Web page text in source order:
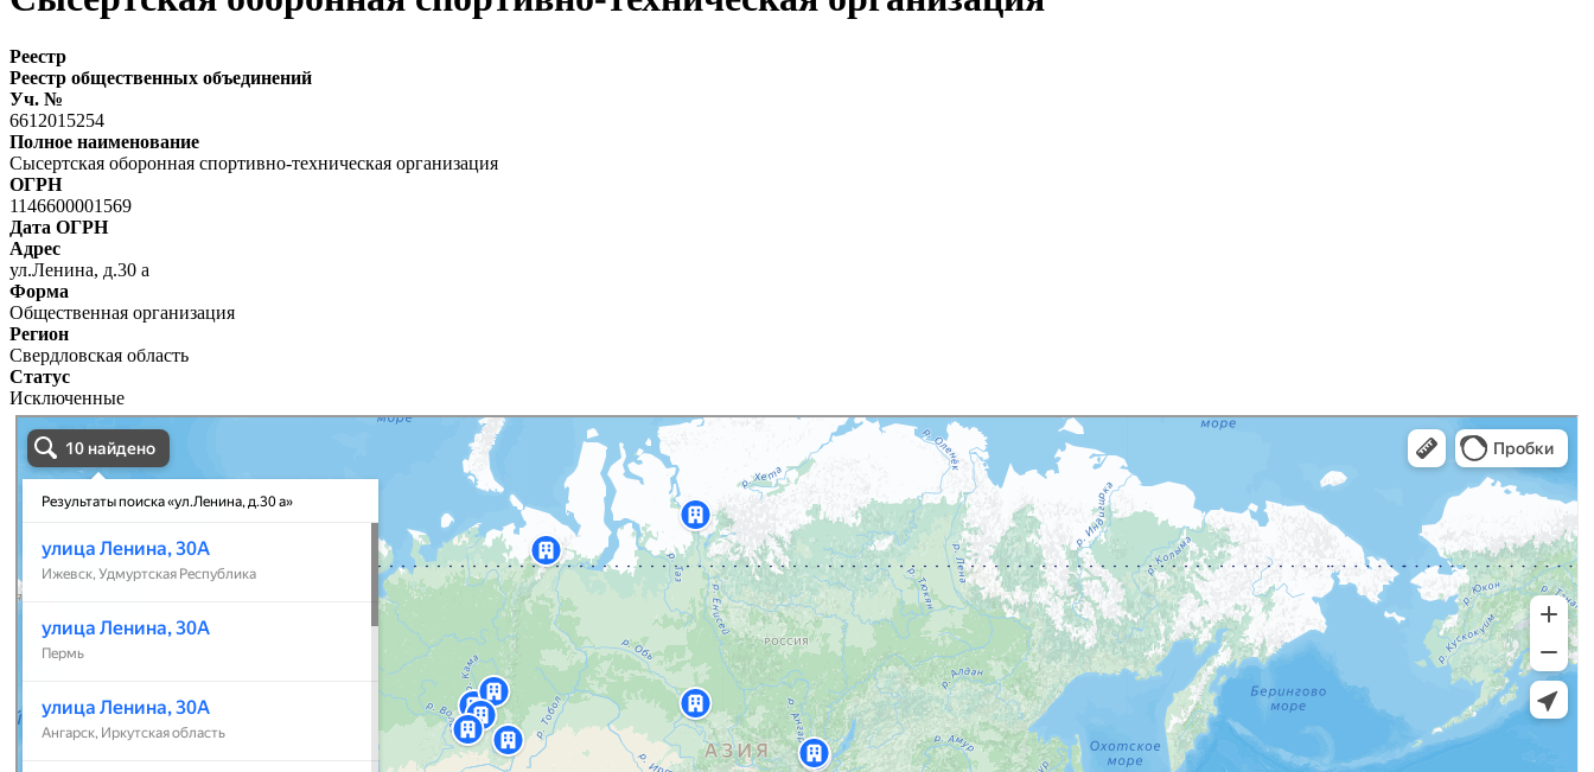
Реестр
Реестр общественных объединений
Уч. №
6612015254
Полное наименование
Сысертская оборонная спортивно-техническая организация
ОГРН
1146600001569
Дата ОГРН
Адрес
ул.Ленина, д.30 а
Форма
Общественная организация
Регион
Свердловская область
Статус
Исключенные